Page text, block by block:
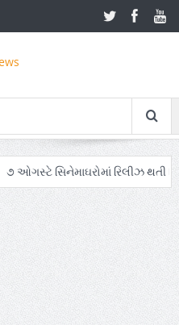
સિનેમાઘરોમાં રિલીઝ થતી ફિલ્મ
Zen – Z ના નામે આંદોલનના